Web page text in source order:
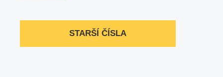
STARŠÍ ČÍSLA